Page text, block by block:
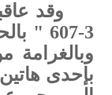
وقد
3-
بإحدى